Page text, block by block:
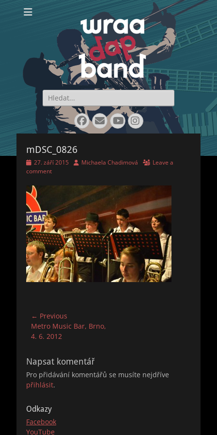
WraaDap Band
Search
for:
Facebook
EmailYouTube
Instagram
mDSC_0826
Posted
on
27. září 2015 AuthorMichaela Chadimová
Leave a
comment
Navigace
pro
příspěvek
← Previous
Previous
post:
Metro Music Bar, Brno,
4. 6. 2012
Napsat komentář
Pro přidávání komentářů se musíte nejdříve
přihlásit.
Odkazy
Facebook
YouTube